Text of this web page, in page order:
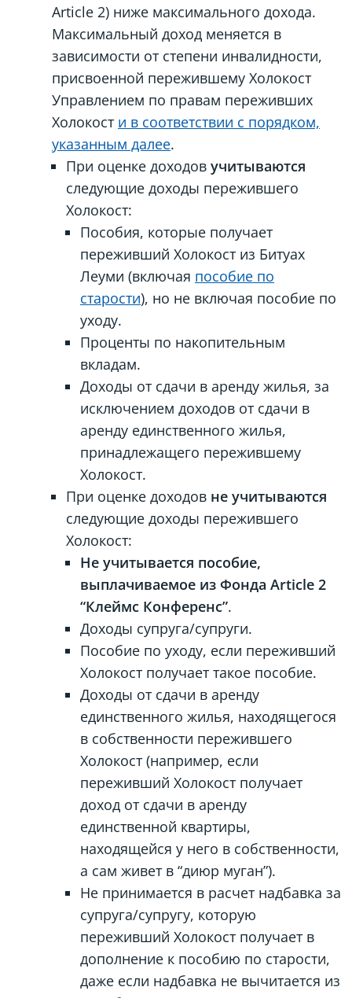
Article 2) ниже максимального дохода.
Максимальный доход меняется в
зависимости от степени инвалидности,
присвоенной пережившему Холокост
Управлением по правам переживших
Холокост и в соответствии с порядком,
указанным далее.
При оценке доходов учитываются
следующие доходы пережившего
Холокост:
Пособия, которые получает
переживший Холокост из Битуах
Леуми (включая пособие по
старости), но не включая пособие по
уходу.
Проценты по накопительным
вкладам.
Доходы от сдачи в аренду жилья, за
исключением доходов от сдачи в
аренду единственного жилья,
принадлежащего пережившему
Холокост.
При оценке доходов не учитываются
следующие доходы пережившего
Холокост:
Не учитывается пособие,
выплачиваемое из Фонда Article 2
“Клеймс Конференс”.
Доходы супруга/супруги.
Пособие по уходу, если переживший
Холокост получает такое пособие.
Доходы от сдачи в аренду
единственного жилья, находящегося
в собственности пережившего
Холокост (например, если
переживший Холокост получает
доход от сдачи в аренду
единственной квартиры,
находящейся у него в собственности,
а сам живет в “диюр муган”).
Не принимается в расчет надбавка за
супруга/супругу, которую
переживший Холокост получает в
дополнение к пособию по старости,
даже если надбавка не вычитается из